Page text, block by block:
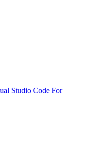
Studio Code For